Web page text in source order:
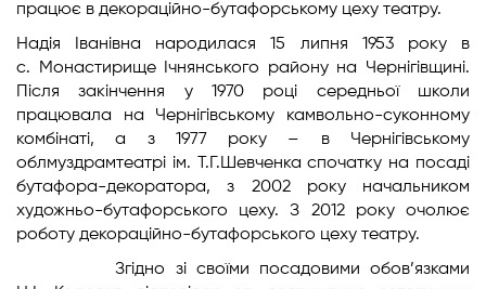
працює в декораційно-бутафорському цеху театру.
Надія Іванівна народилася 15 липня 1953 року в
с. Монастирище Ічнянського району на Чернігівщині.
Після закінчення у 1970 році середньої школи
працювала на Чернігівському камвольно-суконному
комбінаті, а з 1977 року – в Чернігівському
облмуздрамтеатрі ім. Т.Г.Шевченка спочатку на посаді
бутафора-декоратора, з 2002 року начальником
художньо-бутафорського цеху. З 2012 року очолює
роботу декораційно-бутафорського цеху театру.
Згідно зі своїми посадовими обов’язками